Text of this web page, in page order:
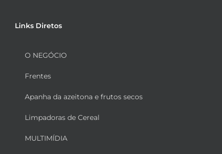
Links Diretos
O NEGÓCIO
Frentes
Apanha da azeitona e frutos secos
Limpadoras de Cereal
MULTIMÍDIA